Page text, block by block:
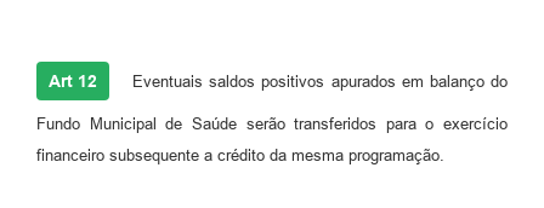
Art 12 Eventuais saldos positivos apurados em balanço do
Fundo Municipal de Saúde serão transferidos para o exercício
financeiro subsequente a crédito da mesma programação.